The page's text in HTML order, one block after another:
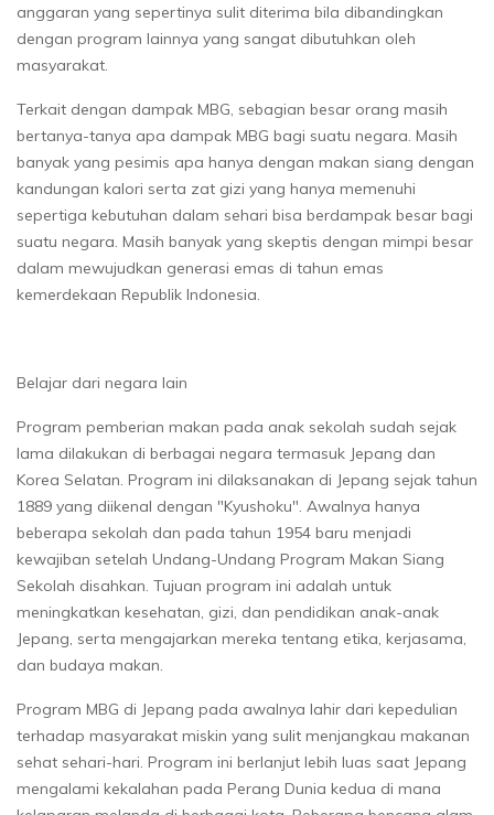
anggaran yang sepertinya sulit diterima bila dibandingkan
dengan program lainnya yang sangat dibutuhkan oleh
masyarakat.
Terkait dengan dampak MBG, sebagian besar orang masih
bertanya-tanya apa dampak MBG bagi suatu negara. Masih
banyak yang pesimis apa hanya dengan makan siang dengan
kandungan kalori serta zat gizi yang hanya memenuhi
sepertiga kebutuhan dalam sehari bisa berdampak besar bagi
suatu negara. Masih banyak yang skeptis dengan mimpi besar
dalam mewujudkan generasi emas di tahun emas
kemerdekaan Republik Indonesia.
Belajar dari negara lain
Program pemberian makan pada anak sekolah sudah sejak
lama dilakukan di berbagai negara termasuk Jepang dan
Korea Selatan. Program ini dilaksanakan di Jepang sejak tahun
1889 yang diikenal dengan "Kyushoku". Awalnya hanya
beberapa sekolah dan pada tahun 1954 baru menjadi
kewajiban setelah Undang-Undang Program Makan Siang
Sekolah disahkan. Tujuan program ini adalah untuk
meningkatkan kesehatan, gizi, dan pendidikan anak-anak
Jepang, serta mengajarkan mereka tentang etika, kerjasama,
dan budaya makan.
Program MBG di Jepang pada awalnya lahir dari kepedulian
terhadap masyarakat miskin yang sulit menjangkau makanan
sehat sehari-hari. Program ini berlanjut lebih luas saat Jepang
mengalami kekalahan pada Perang Dunia kedua di mana